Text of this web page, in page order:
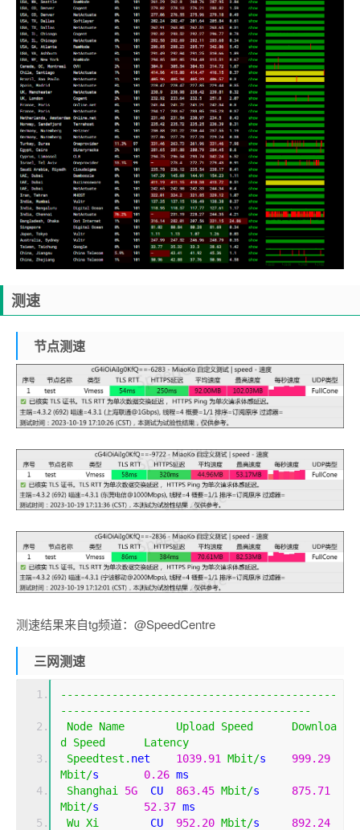
测速
节点测速
测速结果来自tg频道：@SpeedCentre
三网测速
-------------------------------------------
---------------------------------------
Node Name Upload Speed
Downloa
d
Speed
Latency
Speedtest . net 1039.91 Mbit/s 999.29
Mbit/s 0.26
Shanghai
5G
  CU
863.45 Mbit/s 875.71
Mbit/s 52.37
Wu Xi
        CU
952.20 Mbit/s 892.24